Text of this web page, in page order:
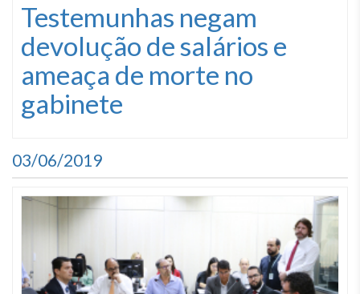
Testemunhas negam
devolução de salários e
ameaça de morte no
gabinete
03/06/2019